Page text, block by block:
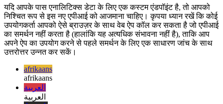
अन्य पेज पर नेविगेट करते समय किसी भी देरी का परिचय नहीं देता है।
अपने वेब ऐप को उत्तरोत्तर उन्नत करें
यदि आपके पास एनालिटिक्स डेटा के लिए एक कस्टम एंडपॉइंट है, तो आपको
निश्चित रूप से इस नए एपीआई को आजमाना चाहिए। कृपया ध्यान रखें कि कोई
उपयोगकर्ता आपको ऐसे ब्राउज़र के साथ वेब ऐप कॉल कर सकता है जो एपीआई
का समर्थन नहीं करता है (हालांकि यह अत्यधिक संभावना नहीं है), ताकि आप
अपने ऐप का उपयोग करने से पहले समर्थन के लिए एक साधारण जांच के साथ
उत्तरोत्तर उन्नत कर सकें।